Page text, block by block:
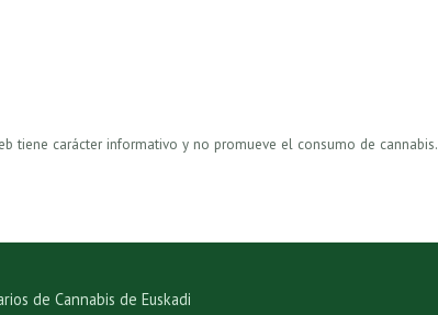
tiene carácter informativo y no promueve el consumo de cannabis.
de Cannabis de Euskadi